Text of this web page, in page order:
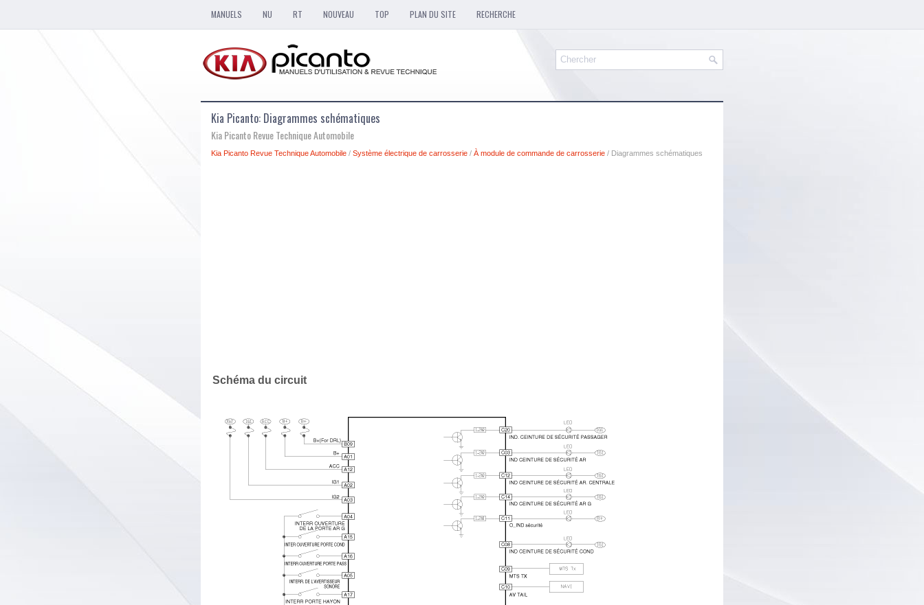
MANUELS NU RT NOUVEAU TOP PLAN DU SITE RECHERCHE
Kia Picanto: Diagrammes schématiques
Kia Picanto Revue Technique Automobile
Kia Picanto Revue Technique Automobile / Système électrique de carrosserie / À module de commande de carrosserie / Diagrammes schématiques
Schéma du circuit